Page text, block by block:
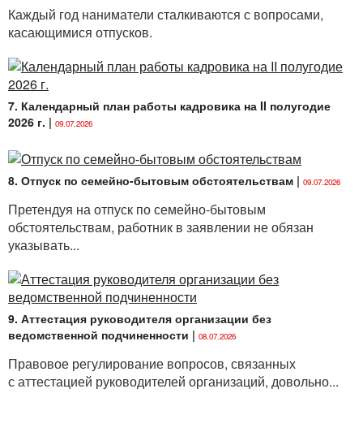
Каждый год наниматели сталкиваются с вопросами,
касающимися отпусков.
7. Календарный план работы кадровика на II полугодие
2026 г. | 09.07.2026
8. Отпуск по семейно-бытовым обстоятельствам | 09.07.2026
Претендуя на отпуск по семейно-бытовым
обстоятельствам, работник в заявлении не обязан
указывать...
9. Аттестация руководителя организации без
ведомственной подчиненности | 08.07.2026
Правовое регулирование вопросов, связанных
с аттестацией руководителей организаций, довольно...